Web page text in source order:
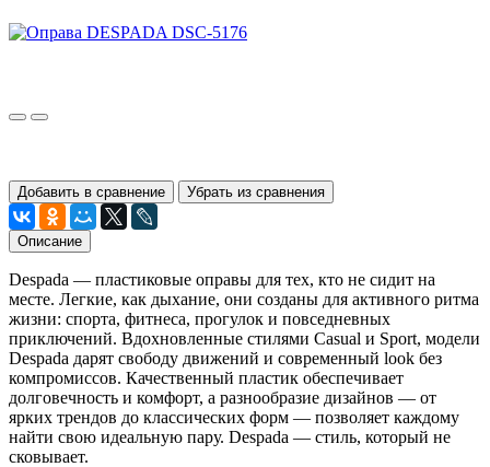
Добавить в сравнение Убрать из сравнения
Описание
Despada — пластиковые оправы для тех, кто не сидит на
месте. Легкие, как дыхание, они созданы для активного ритма
жизни: спорта, фитнеса, прогулок и повседневных
приключений. Вдохновленные стилями Casual и Sport, модели
Despada дарят свободу движений и современный look без
компромиссов. Качественный пластик обеспечивает
долговечность и комфорт, а разнообразие дизайнов — от
ярких трендов до классических форм — позволяет каждому
найти свою идеальную пару. Despada — стиль, который не
сковывает.